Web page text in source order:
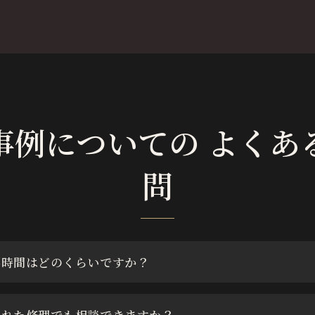
例についての よくあ
問
間はどのくらいですか？